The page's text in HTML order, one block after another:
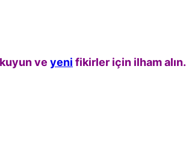
ve yeni fikirler için ilham alın.